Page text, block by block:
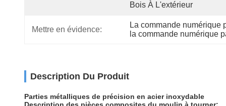
Bois À L'extérieur
Mettre en évidence:
La commande numérique
la commande numérique
Description Du Produit
Parties métalliques de précision en acier inoxydable